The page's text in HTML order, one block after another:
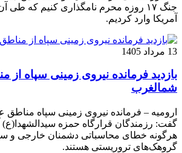
جنگ ۱۷ روزه محرم نامگذاری کنیم که
آمریکا وارد کردیم.
13 مرداد 1405
بازدید فرمانده نیروی زمینی سپاه از
شمالغرب
ارومیه – فرمانده نیروی زمینی سپاه مناطق
گفت: رزمندگان قرارگاه حمزه سیدالشهدا(ع)
هرگونه خطای محاسباتی دشمنان خارجی و
گروهک‌های تروریستی هستند.